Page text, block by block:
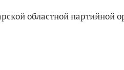
областной партийной